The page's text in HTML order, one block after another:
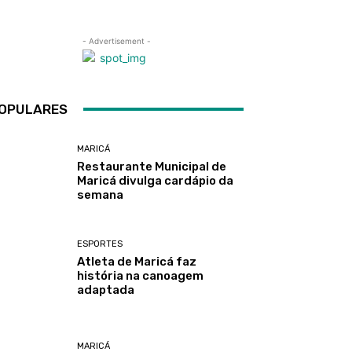
- Advertisement -
MARICÁ
Restaurante Municipal de
Maricá divulga cardápio da
semana
ESPORTES
Atleta de Maricá faz
história na canoagem
adaptada
MARICÁ